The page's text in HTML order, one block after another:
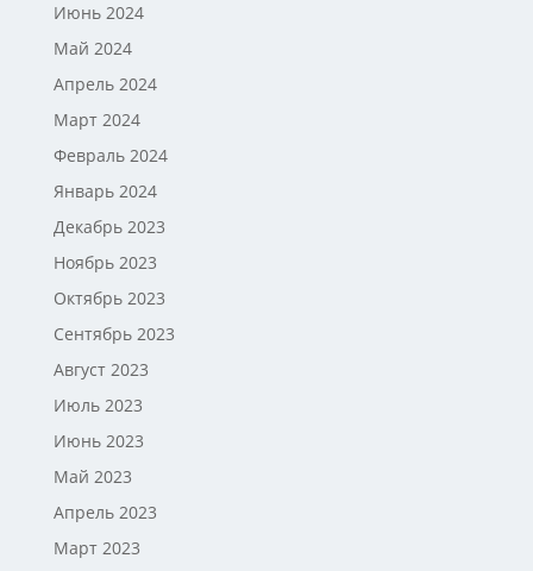
Июнь 2024
Май 2024
Апрель 2024
Март 2024
Февраль 2024
Январь 2024
Декабрь 2023
Ноябрь 2023
Октябрь 2023
Сентябрь 2023
Август 2023
Июль 2023
Июнь 2023
Май 2023
Апрель 2023
Март 2023